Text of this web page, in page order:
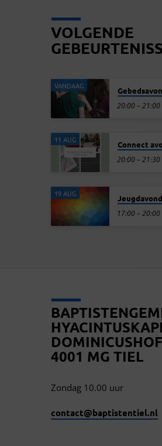
VOLGENDE
VANDAAG
20:00 – 21:00
11 AUG
Connect
20:00 – 21:30
19 AUG
Jeugdavond
17:00 – 20:00
4001 MG TIEL
Zondag 10.00 uur
contact​@baptistentiel.nl